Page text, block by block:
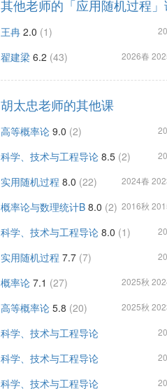
其他老师的「应用随机过程
王冉 2.0 (1)
翟建梁 6.2 (43) 2026春
胡太忠老师的其他课
高等概率论 9.0 (2)
科学、技术与工程导论 8.5 (2)
实用随机过程 8.0 (22) 2024春
概率论与数理统计B 8.0 (2) 2016秋
科学、技术与工程导论 8.0 (1)
实用随机过程 7.7 (7)
概率论 7.1 (27) 2025秋
高等概率论 5.8 (20) 2025秋
科学、技术与工程导论
科学、技术与工程导论
科学、技术与工程导论